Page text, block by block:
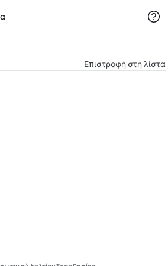
Επιστροφή στη λίστα